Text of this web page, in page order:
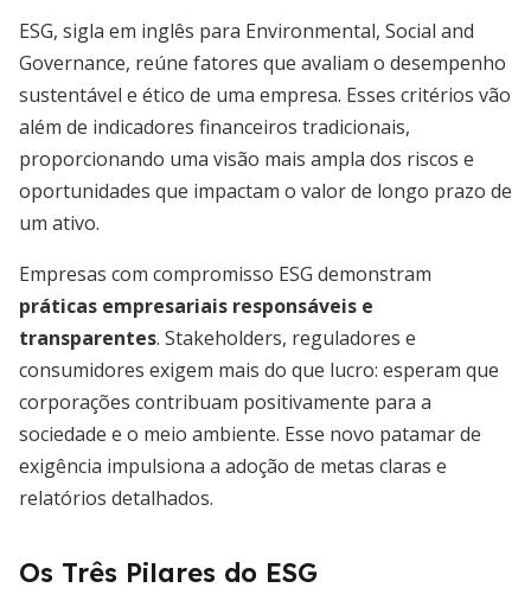
ESG, sigla em inglês para Environmental, Social and
Governance, reúne fatores que avaliam o desempenho
sustentável e ético de uma empresa. Esses critérios vão
além de indicadores financeiros tradicionais,
proporcionando uma visão mais ampla dos riscos e
oportunidades que impactam o valor de longo prazo de
um ativo.
Empresas com compromisso ESG demonstram
práticas empresariais responsáveis e
transparentes. Stakeholders, reguladores e
consumidores exigem mais do que lucro: esperam que
corporações contribuam positivamente para a
sociedade e o meio ambiente. Esse novo patamar de
exigência impulsiona a adoção de metas claras e
relatórios detalhados.
Os Três Pilares do ESG